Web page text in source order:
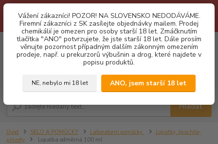
je neustálé porušování obchodních podmínek. Firemní zájemci o naše
produkty z SK zasílejte objednávky mailovou cestou. Děkujeme!
Vážení zákazníci! POZOR! NA SLOVENSKO NEDODÁVÁME.
Firemní zákazníci z SK zasílejte objednávky mailem. Prodej
chemikálií je omezen pro osoby starší 18 let. Zmáčknutím
tlačítka "ANO" potvrzujete, že jste starší 18 let. Dále prosím
věnujte pozornost případným dalším zákonným omezením
prodeje, např. u prekurzorů výbušnin a drog, které najdete v
popisu produktů.
NE, nebylo mi 18 let ANO, jsem starší 18 let
Menu
CZK
Hledat
0
za0,00 Kč
Úvod SKLO A POMŮCKY Laboratorní pomůcky
Lopatky, špachtle,
pinzety
Lopatka odměrná 100 ml